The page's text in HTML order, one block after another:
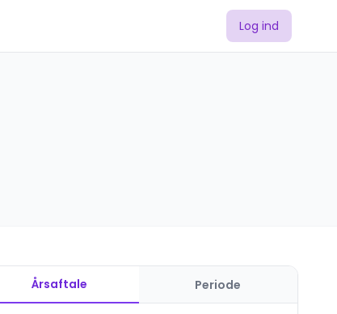
Log ind
Årsaftale Periode